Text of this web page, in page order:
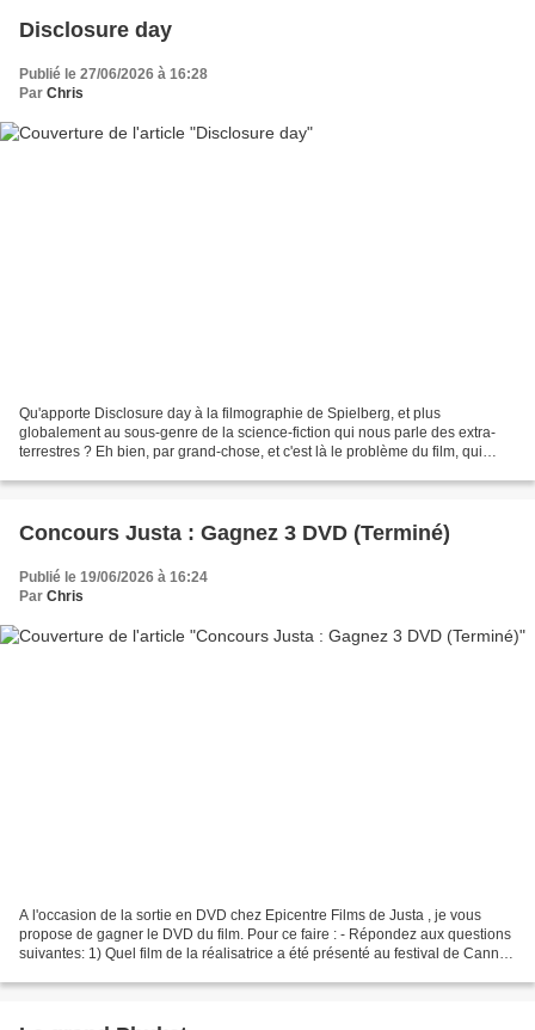
Disclosure day
Publié le 27/06/2026 à 16:28
Par Chris
Qu'apporte Disclosure day à la filmographie de Spielberg, et plus
globalement au sous-genre de la science-fiction qui nous parle des extra-
terrestres ? Eh bien, par grand-chose, et c'est là le problème du film, qui
Concours Justa : Gagnez 3 DVD (Terminé)
Publié le 19/06/2026 à 16:24
Par Chris
A l'occasion de la sortie en DVD chez Epicentre Films de Justa , je vous
propose de gagner le DVD du film. Pour ce faire : - Répondez aux questions
suivantes: 1) Quel film de la réalisatrice a été présenté au festival de Cannes